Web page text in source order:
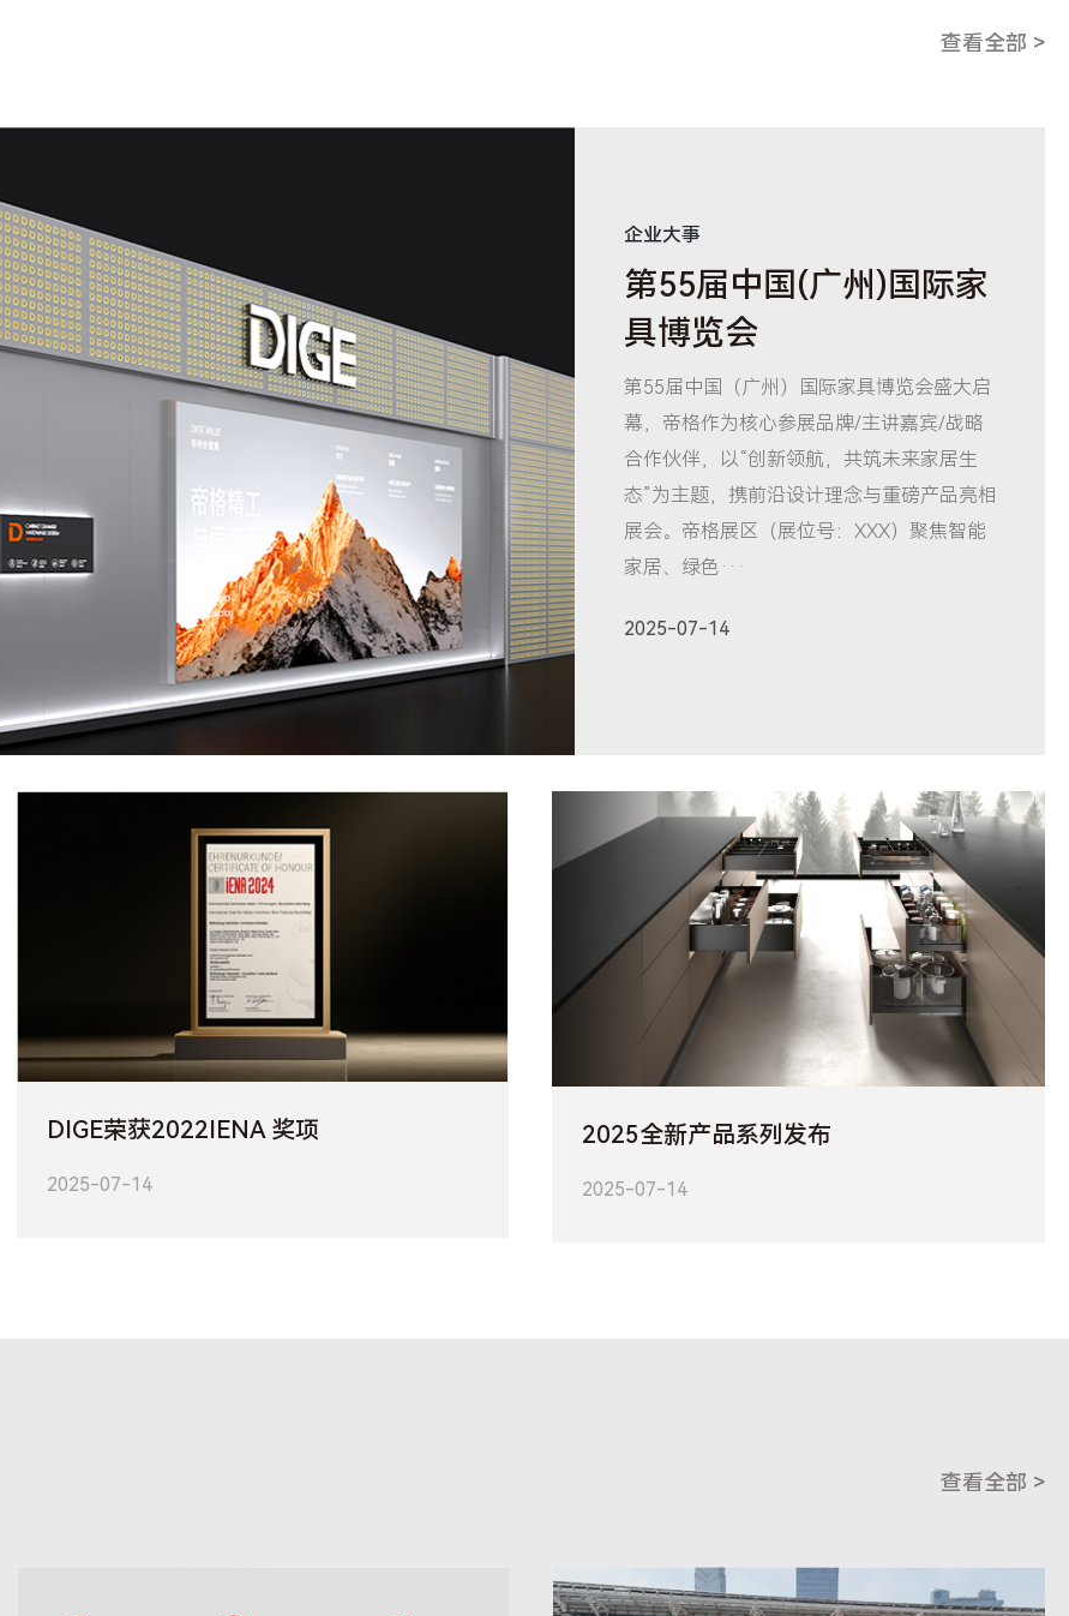
查看全部 >
企业大事
第55届中国(广州)国际家
具博览会
第55届中国（广州）国际家具博览会盛大启
幕，帝格作为核心参展品牌/主讲嘉宾/战略
合作伙伴，以“创新领航，共筑未来家居生
态”为主题，携前沿设计理念与重磅产品亮相
展会。帝格展区（展位号：XXX）聚焦智能
家居、绿色···
2025-07-14
DIGE荣获2022IENA 奖项
2025-07-14
2025全新产品系列发布
2025-07-14
查看全部 >